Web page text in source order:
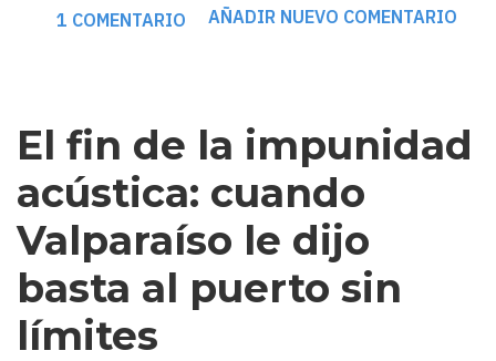
AÑOS
NO
DE
LAS
QUE
RICHARD
VON
APPEN
QUIERE
PERPETUAR
1 COMENTARIO AÑADIR NUEVO COMENTARIO
El fin de la impunidad
acústica: cuando
Valparaíso le dijo
basta al puerto sin
límites